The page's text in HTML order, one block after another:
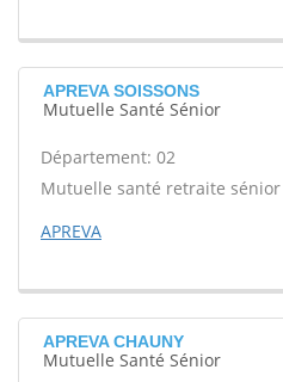
APREVA SOISSONS
Mutuelle Santé Sénior
Département: 02
Mutuelle santé retraite sénior
APREVA
APREVA CHAUNY
Mutuelle Santé Sénior